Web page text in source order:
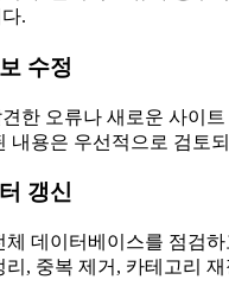
.
수정
한 오류나 새로운 사이
내용은 우선적으로 검토
갱신
체 데이터베이스를 점검
리, 중복 제거, 카테고리